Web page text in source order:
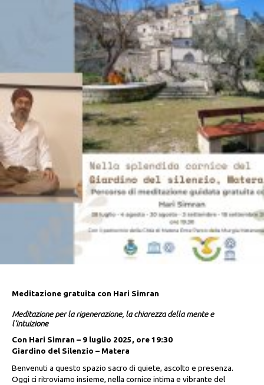
Meditazione gratuita con Hari Simran
Meditazione per la rigenerazione, la chiarezza della mente e
l’intuizione
Con Hari Simran – 9 luglio 2025, ore 19:30
Giardino del Silenzio – Matera
Benvenuti a questo spazio sacro di quiete, ascolto e presenza.
Oggi ci ritroviamo insieme, nella cornice intima e vibrante del